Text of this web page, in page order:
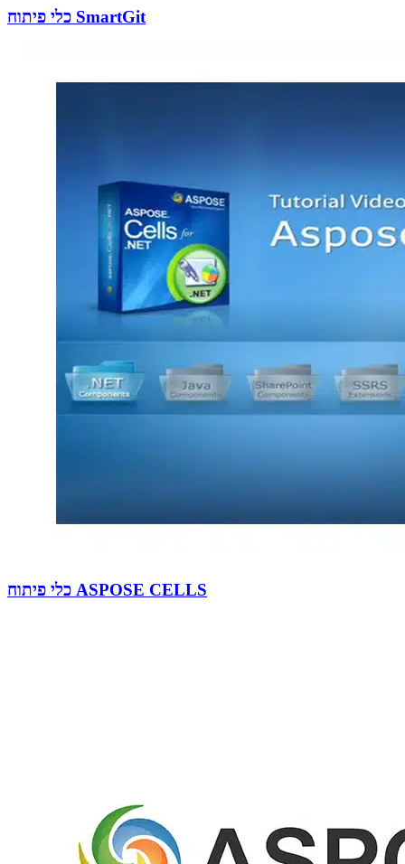
כלי פיתוח SmartGit
כלי פיתוח ASPOSE CELLS